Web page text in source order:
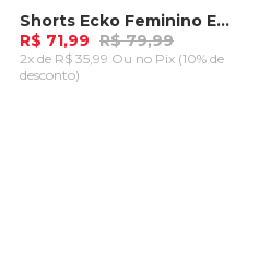
-10%Shorts Ecko Feminino Elo Rosa
R$ 71,99 R$ 79,99
2x de R$ 35,99 Ou no Pix (10% de
desconto)